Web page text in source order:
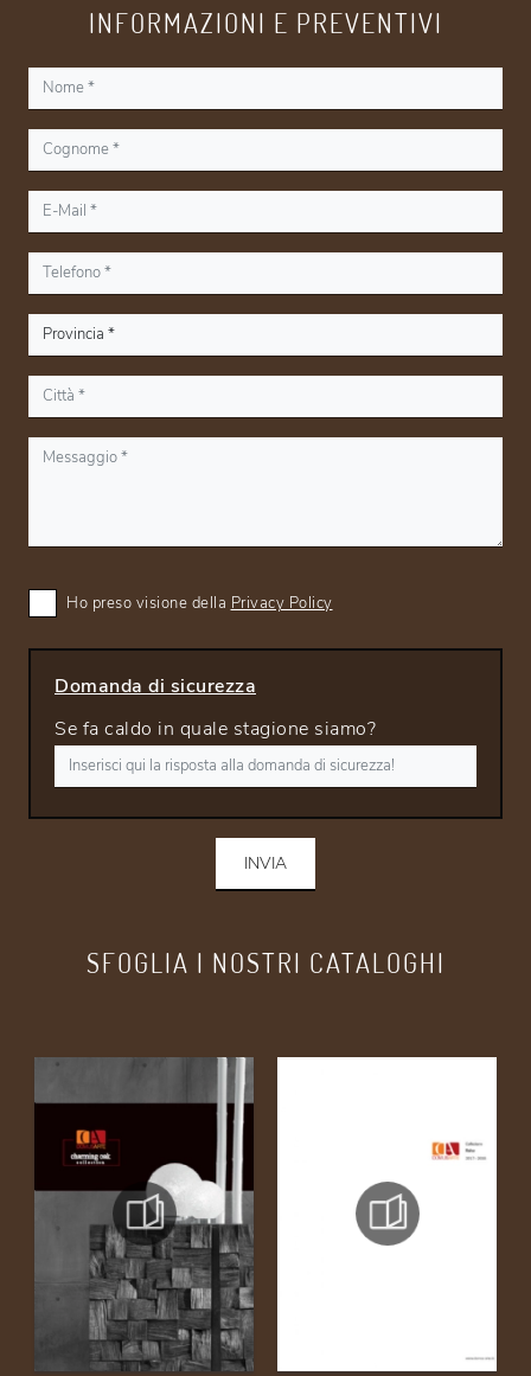
SFOGLIA I NOSTRI CATALOGHI
INFORMAZIONI E PREVENTIVI
Ho preso visione della Privacy Policy
Domanda di sicurezza
Se fa caldo in quale stagione siamo?
INVIA